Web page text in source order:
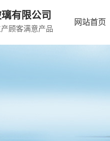
有限公司
顾客满意产品
网站首页